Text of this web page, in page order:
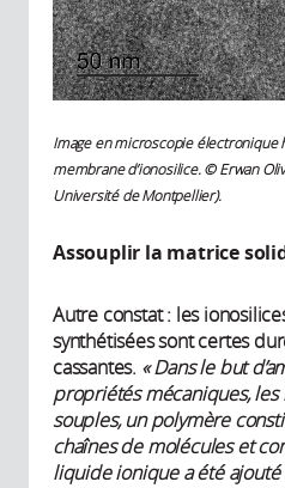
Image en microscopie électronique
membrane d’ionosilice. © Erwan
Université de Montpellier).
Assouplir la matrice
Autre constat : les
synthétisées sont certes
cassantes. « Dans le but
propriétés mécaniques,
souples, un polymère
chaînes de molécules et
liquide ionique a été ajouté